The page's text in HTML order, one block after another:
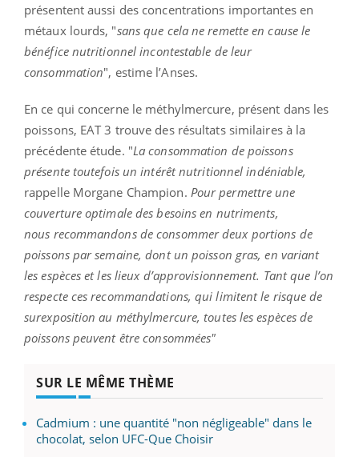
présentent aussi des concentrations importantes en
métaux lourds, "sans que cela ne remette en cause le
bénéfice nutritionnel incontestable de leur
consommation", estime l’Anses.
En ce qui concerne le méthylmercure, présent dans les
poissons, EAT 3 trouve des résultats similaires à la
précédente étude. "La consommation de poissons
présente toutefois un intérêt nutritionnel indéniable,
rappelle Morgane Champion. Pour permettre une
couverture optimale des besoins en nutriments,
nous recommandons de consommer deux portions de
poissons par semaine, dont un poisson gras, en variant
les espèces et les lieux d’approvisionnement. Tant que l’on
respecte ces recommandations, qui limitent le risque de
surexposition au méthylmercure, toutes les espèces de
poissons peuvent être consommées"
SUR LE MÊME THÈME
Cadmium : une quantité "non négligeable" dans le
chocolat, selon UFC-Que Choisir